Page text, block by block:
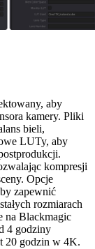
aby
kamery. Pliki
bieli,
LUTy, aby
kompresji
Opcje
zapewnić
rozmiarach
na Blackmagic
4 godziny
20 godzin w 4K.